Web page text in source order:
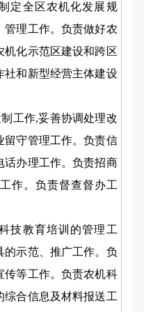
全区农机化发展规
管理工作。负责做好农
机化示范区建设和跨区
社和新型经营主体建设
工作,妥善协调处理改
留守管理工作。负责信
话办理工作。负责招商
作。负责督查督办工
教育培训的管理工
示范、推广工作。负
传等工作。负责农机科
综合信息及材料报送工